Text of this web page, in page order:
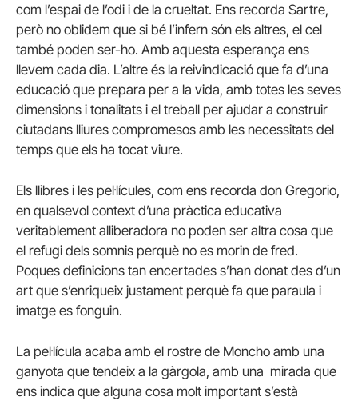
com l’espai de l’odi i de la crueltat. Ens recorda Sartre,
però no oblidem que si bé l’infern són els altres, el cel
també poden ser-ho. Amb aquesta esperança ens
llevem cada dia. L’altre és la reivindicació que fa d’una
educació que prepara per a la vida, amb totes les seves
dimensions i tonalitats i el treball per ajudar a construir
ciutadans lliures compromesos amb les necessitats del
temps que els ha tocat viure.
Els llibres i les pel·lícules, com ens recorda don Gregorio,
en qualsevol context d’una pràctica educativa
veritablement alliberadora no poden ser altra cosa que
el refugi dels somnis perquè no es morin de fred.
Poques definicions tan encertades s’han donat des d’un
art que s’enriqueix justament perquè fa que paraula i
imatge es fonguin.
La pel·lícula acaba amb el rostre de Moncho amb una
ganyota que tendeix a la gàrgola, amb una mirada que
ens indica que alguna cosa molt important s’està